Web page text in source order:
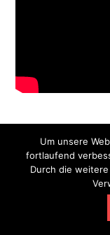
https://
Um unsere
fortlaufend
Durch die